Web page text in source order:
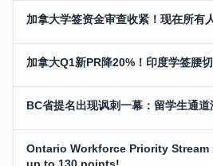
加拿大学签资金审查收紧！现在所有
加拿大Q1新PR降20%！印度学签腰
BC省提名出现讽刺一幕：留学生通
Ontario Workforce Priority
up to 130 points!